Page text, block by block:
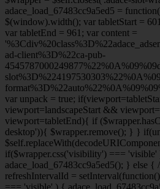
adace_load_67483cc9a5ed5 =
$(window).width(); var tabletStart =
var tabletEnd = 961; var content =
ad-client%3D%22ca-pub-
var unpack = true; if(viewport
viewport=landscapeStart && viewport
viewport=tabletEnd){ if
desktop')){ $wrapper.remove(); } }
if($wrapper.css('visibility') === 'visible'
adace_load_67483cc9a5ed5(); } else
refreshIntervalId =
=== 'visible' ) {